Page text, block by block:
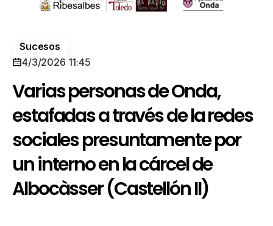
Sucesos
4/3/2026 11:45
Varias personas de Onda,
estafadas a través de la redes
sociales presuntamente por
un interno en la cárcel de
Albocàsser (Castellón II)